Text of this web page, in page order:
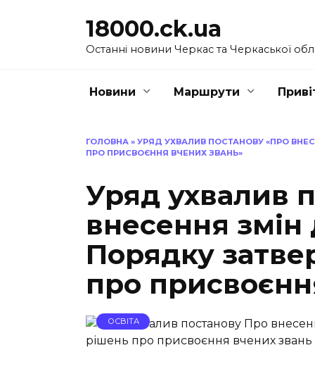
18000.ck.ua
Останні новини Черкас та Черкаської
Новини Маршрути
ГОЛОВНА » УРЯД УХВАЛИВ ПОСТАНОВУ «ПРО
ПРО ПРИСВОЄННЯ ВЧЕНИХ ЗВАНЬ»
Уряд ухвалив
внесення змін
Порядку
про
ОСВІТА